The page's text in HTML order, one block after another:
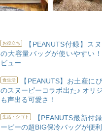
お役立ち
【PEANUTS付録】ス
の大容量バッグが使いやすい
ビュー
食生活
【PEANUTS】お土産に
のスヌーピーコラボ出た♪ オリ
も声出る可愛さ！
生活・シゴト
【PEANUTS最新付
ーピーの超BIG保冷バッグが便